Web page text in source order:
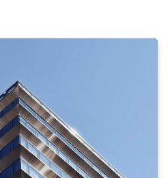
forfeiture: Must the branch